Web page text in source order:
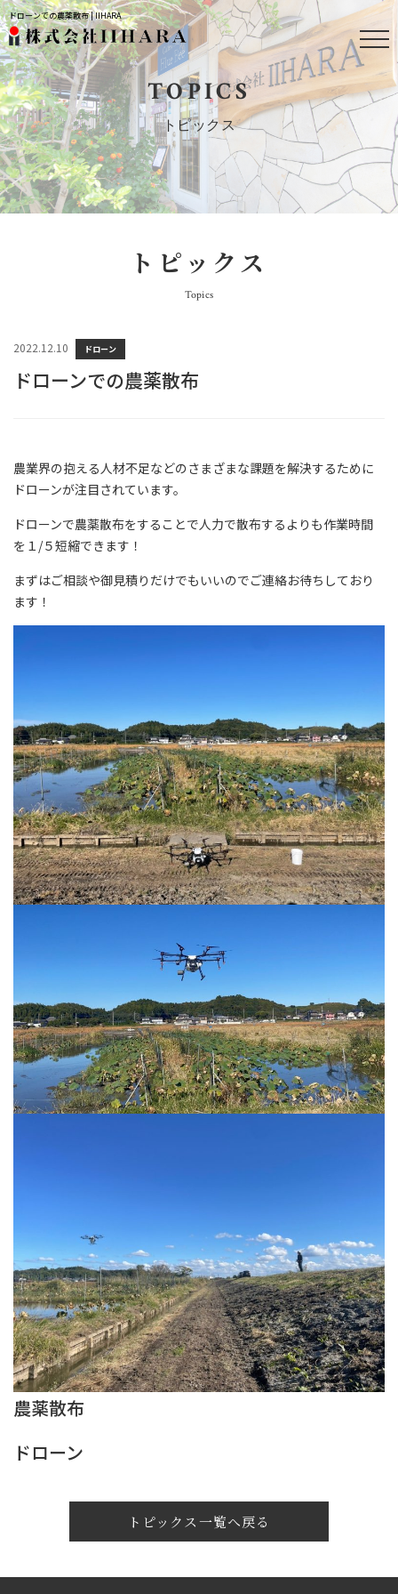
ドローンでの農薬散布 | IIHARA
TOPICS
トピックス
トピックス
Topics
2022.12.10 ドローン
ドローンでの農薬散布
農業界の抱える人材不足などのさまざまな課題を解決するために
ドローンが注目されています。
ドローンで農薬散布をすることで人力で散布するよりも作業時間
を１/５短縮できます！
まずはご相談や御見積りだけでもいいのでご連絡お待ちしており
ます！
農薬散布
ドローン
トピックス一覧へ戻る